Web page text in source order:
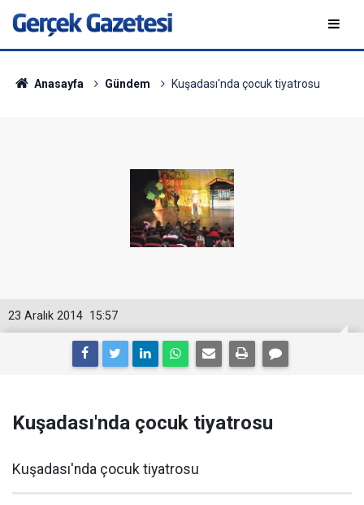
Anasayfa Gündem Kuşadası'nda çocuk tiyatrosu
15:57
23 Aralık 2014
Kuşadası'nda çocuk tiyatrosu
Kuşadası'nda çocuk tiyatrosu